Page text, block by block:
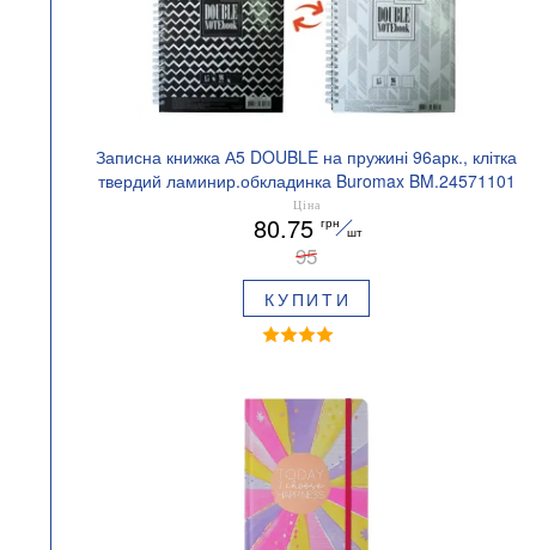
Записна книжка А5 DOUBLE на пружині 96арк., клітка
твердий ламинир.обкладинка Buromax BM.24571101
Ціна
80.75 грн
шт
95
КУПИТИ